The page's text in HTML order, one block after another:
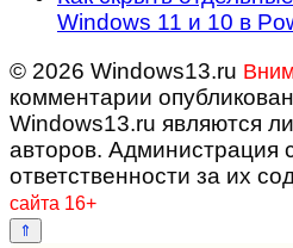
Windows 11 и 10 в
© 2026 Windows13.ru
комментарии
Windows13.ru являются
авторов. Администрация
ответственности за их
сайта 16+